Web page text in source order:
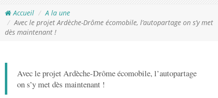
Accueil
A la une
Avec le projet Ardèche-Drôme écomobile, l’autopartage on s’y met
dès maintenant !
Avec le projet Ardèche-Drôme écomobile, l’autopartage
on s’y met dès maintenant !